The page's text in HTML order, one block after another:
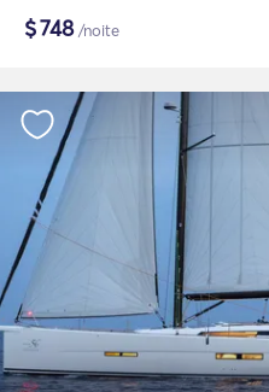
$748/noite